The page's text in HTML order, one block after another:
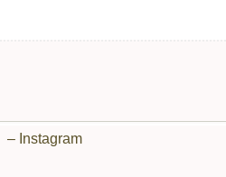
– Instagram